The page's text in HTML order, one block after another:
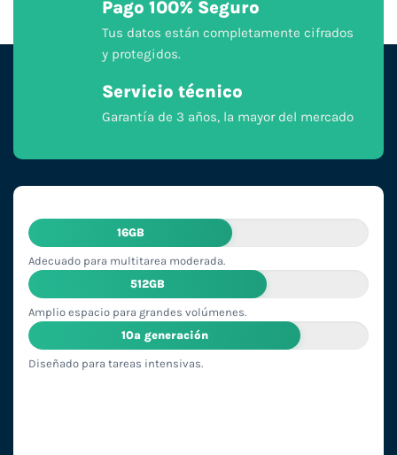
Pago 100% Seguro
Tus datos están completamente cifrados
y protegidos.
Servicio técnico
Garantía de 3 años, la mayor del mercado
16GB
Adecuado para multitarea moderada.
512GB
Amplio espacio para grandes volúmenes.
10ª generación
Diseñado para tareas intensivas.